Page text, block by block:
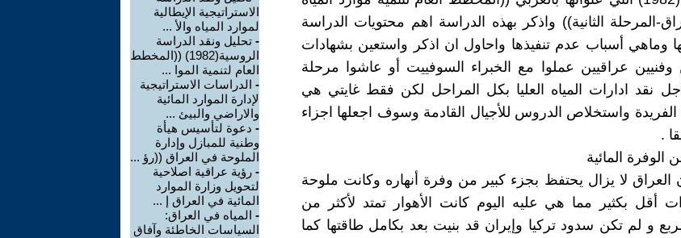
المرحلة الثانية)) واذكر بهذه الدراسة اهم محتويات الدراسة
وماهي أسباب عدم تنفيذها واحاول ان اذكر واستعين بشهادات
عراقيين عملوا مع الخبراء السوفييت أو عاشوا مرحلة
اجل نقد ادارات المياه العليا بكل المراحل لكن فقط غايتي هي
الفريدة واستخلاص الدروس للأجيال القادمة وسوف اجعلها اجزاء
.
الوفرة المائية
1982 كان العراق لا يزال يحتفظ بجزء كبير من وفرة أنهاره وكانت ملوحة
أقل بكثير مما هي عليه اليوم كانت الأهوار تمتد لأكثر من
مربع و لم تكن سدود تركيا وإيران قد بنيت بعد بكامل طاقتها كما
الاستراتيجية الإيطالية
لموارد المياه والأ ...
- تحليل ونقد الدراسة
الروسية(1982) ((المخطط
العام لتنمية الموا ...
- الدراسات الاستراتيجية
لإدارة الموارد المائية
والاراضي والبيئ ...
- دعوة لتأسيس هيأة
وطنية للمبازل وإدارة
الملوحة في العراق ((رؤ ...
- رؤية عراقية اصلاحية
لتحويل وزارة الموارد
المائية في العراق إ ...
- المياه في العراق:
السياسات الخاطئة وآفاق